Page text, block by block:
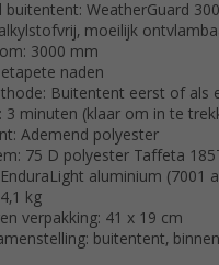
buitentent: WeatherGuard
moeilijk
3000 mm
naden
Buitentent eerst of als
3 minuten (klaar om in te
Ademend polyester
75 D polyester Taffeta
aluminium (7001
kg
verpakking: 41 x 19 cm
buitentent,